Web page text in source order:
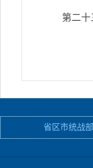
第二十
省区市统战